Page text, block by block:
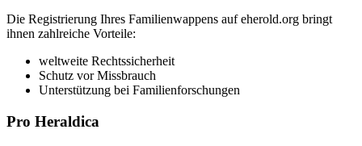
Die Registrierung Ihres Familienwappens auf eherold.org bringt
ihnen zahlreiche Vorteile:
weltweite Rechtssicherheit
Schutz vor Missbrauch
Unterstützung bei Familienforschungen
Pro Heraldica